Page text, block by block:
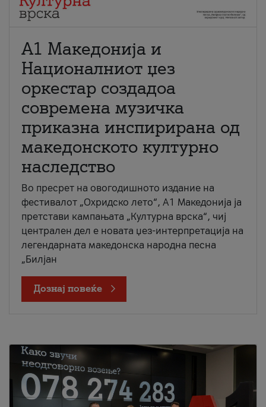
А1 Македонија и
Националниот џез
оркестар создадоа
современа музичка
приказна инспирирана од
македонското културно
наследство
Во пресрет на овогодишното издание на
фестивалот „Охридско лето“, А1 Македонија ја
претстави кампањата „Културна врска“, чиј
централен дел е новата џез-интерпретација на
легендарната македонска народна песна
„Билјан
Дознај повеќе